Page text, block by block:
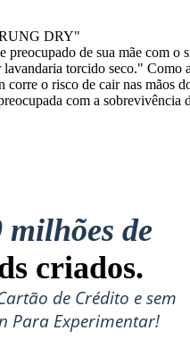
DRY"
preocupado de sua mãe com o
lavandaria torcido seco." Como
o risco de cair nas mãos
com a sobrevivência
milhões de
criados.
de Crédito e sem
Para Experimentar!